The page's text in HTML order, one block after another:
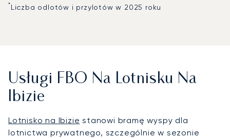
*Liczba odlotów i przylotów w 2025 roku
Usługi FBO Na Lotnisku Na
Ibizie
Lotnisko na Ibizie stanowi bramę wyspy dla
lotnictwa prywatnego, szczególnie w sezonie